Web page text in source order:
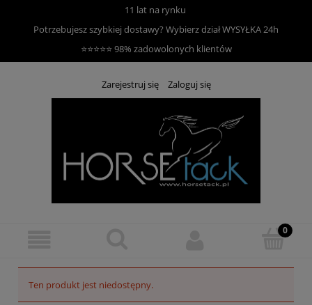
11 lat na rynku
Potrzebujesz szybkiej dostawy? Wybierz działWYSYŁKA 24h
⭐⭐⭐⭐⭐ 98% zadowolonych klientów
Zarejestruj się Zaloguj się
Ten produkt jest niedostępny.